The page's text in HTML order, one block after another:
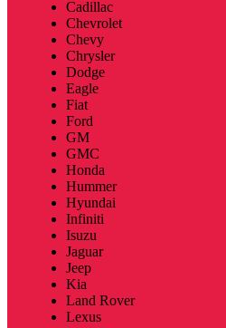
Cadillac
Chevrolet
Chevy
Chrysler
Dodge
Eagle
Fiat
Ford
GM
GMC
Honda
Hummer
Hyundai
Infiniti
Isuzu
Jaguar
Jeep
Kia
Land Rover
Lexus